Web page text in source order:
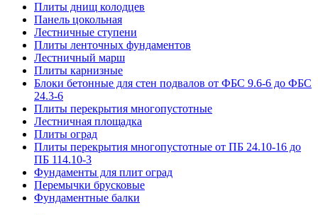
Плиты днищ колодцев
Панель цокольная
Лестничные ступени
Плиты ленточных фундаментов
Лестничный марш
Плиты карнизные
Блоки бетонные для стен подвалов от ФБС 9.6-6 до ФБС
24.3-6
Плиты перекрытия многопустотные
Лестничная площадка
Плиты оград
Плиты перекрытия многопустотные от ПБ 24.10-16 до
ПБ 114.10-3
Фундаменты для плит оград
Перемычки брусковые
Фундаментные балки